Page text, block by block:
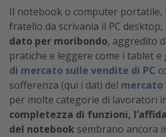
Il notebook o computer portatile,
fratello da scrivania il PC
dato per moribondo, aggredito
pratiche e leggere come i tablet e
di mercato sulle vendite di PC
sofferenza (qui i dati del mercato
per molte categorie di lavoratori
completezza di funzioni,
del notebook sembrano ancora